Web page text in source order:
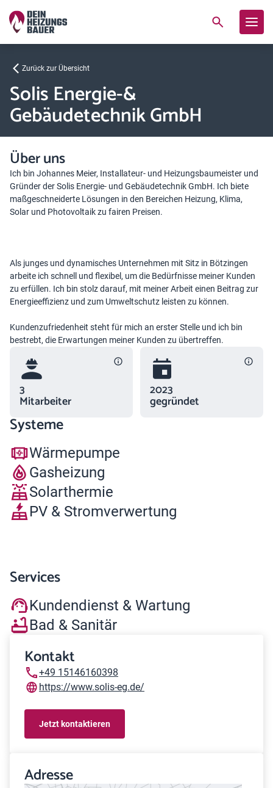
Zurück zur Übersicht
Solis Energie-&
Gebäudetechnik GmbH
Über uns
Ich bin Johannes Meier, Installateur- und Heizungsbaumeister und
Gründer der Solis Energie- und Gebäudetechnik GmbH. Ich biete
maßgeschneiderte Lösungen in den Bereichen Heizung, Klima,
Solar und Photovoltaik zu fairen Preisen.
Als junges und dynamisches Unternehmen mit Sitz in Bötzingen
arbeite ich schnell und flexibel, um die Bedürfnisse meiner Kunden
zu erfüllen. Ich bin stolz darauf, mit meiner Arbeit einen Beitrag zur
Energieeffizienz und zum Umweltschutz leisten zu können.
Kundenzufriedenheit steht für mich an erster Stelle und ich bin
bestrebt, die Erwartungen meiner Kunden zu übertreffen.
3
Mitarbeiter
2023
gegründet
Systeme
Wärmepumpe
Gasheizung
Solarthermie
PV & Stromverwertung
Services
Kundendienst & Wartung
Bad & Sanitär
Kontakt
+49 15146160398
https://www.solis-eg.de/
Jetzt kontaktieren
Adresse